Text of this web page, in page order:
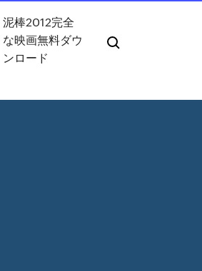
泥棒2012完全
な映画無料ダウ
ンロード